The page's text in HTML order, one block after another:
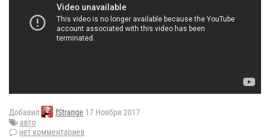
Добавил fStrange 17 Ноября 2017
авто
нет комментариев